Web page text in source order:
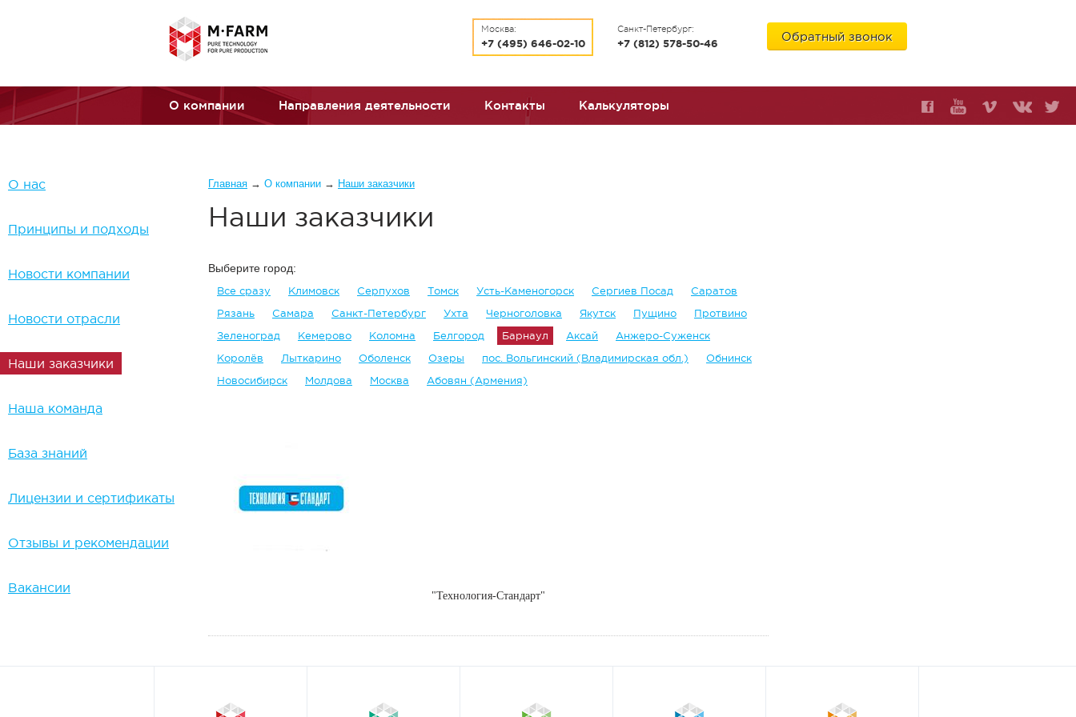
Москва:
+7 (495) 646-02-10
Санкт-Петербург:
+7 (812) 578-50-46
Обратный звонок
О компании Направления деятельности Контакты Калькуляторы
О нас
Принципы и подходы
Новости компании
Новости отрасли
Наши заказчики
Наша команда
База знаний
Лицензии и сертификаты
Отзывы и рекомендации
Вакансии
Вы здесь
Главная → О компании → Наши заказчики
Наши заказчики
Выберите город:
Все сразу Климовск Серпухов Томск Усть-Каменогорск Сергиев Посад
Саратов
Рязань
Самара Санкт-Петербург Ухта Черноголовка Якутск Пущино
Протвино
Зеленоград
Кемерово Коломна Белгород Барнаул Аксай
Анжеро-Суженск
Королёв
Лыткарино Оболенск Озеры пос. Вольгинский (Владимирская обл.)
Обнинск
Новосибирск
Молдова Москва Абовян (Армения)
"Технология-Стандарт"